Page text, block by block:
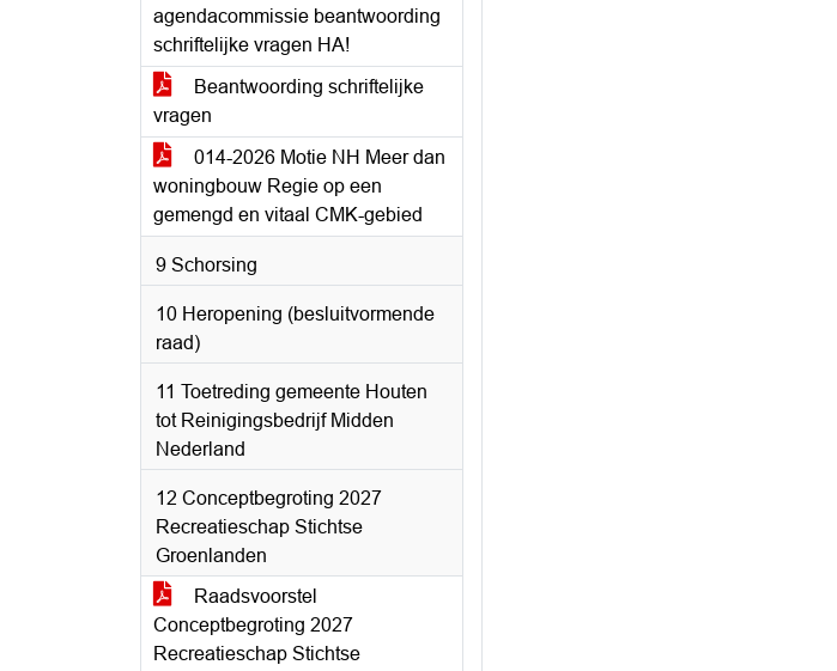
agendacommissie beantwoording
schriftelijke vragen HA!
Beantwoording schriftelijke
vragen
014-2026 Motie NH Meer dan
woningbouw Regie op een
gemengd en vitaal CMK-gebied
9 Schorsing
10 Heropening (besluitvormende
raad)
11 Toetreding gemeente Houten
tot Reinigingsbedrijf Midden
Nederland
12 Conceptbegroting 2027
Recreatieschap Stichtse
Groenlanden
Raadsvoorstel
Conceptbegroting 2027
Recreatieschap Stichtse